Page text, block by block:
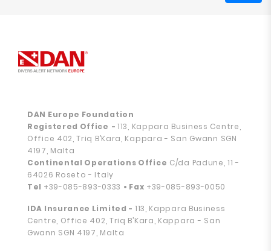
DAN Europe Foundation
Registered Office -113, Kappara Business Centre,
Office 402, Triq B’Kara, Kappara - San Gwann SGN
4197, Malta
Continental Operations Office C/da Padune, 11 -
64026 Roseto - Italy
Tel +39-085-893-0333 • Fax +39-085-893-0050
IDA Insurance Limited - 113, Kappara Business
Centre, Office 402, Triq B’Kara, Kappara - San
Gwann SGN 4197, Malta